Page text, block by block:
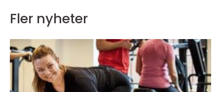
Fler nyheter